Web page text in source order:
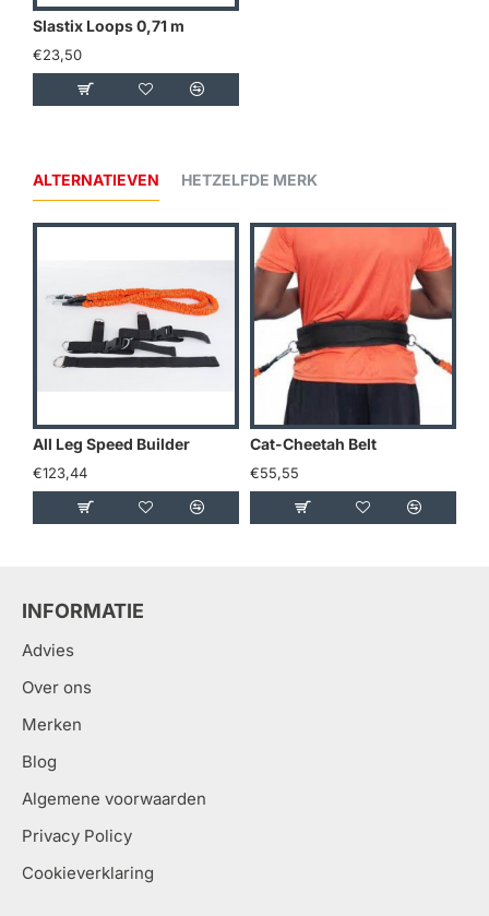
Slastix Loops 0,71 m
€23,50
ALTERNATIEVEN HETZELFDE MERK
All Leg Speed Builder
€123,44
Cat-Cheetah Belt
€55,55
INFORMATIE
Advies
Over ons
Merken
Blog
Algemene voorwaarden
Privacy Policy
Cookieverklaring